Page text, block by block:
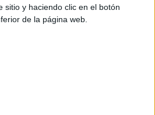
sitio y haciendo clic en el botón
de la página web.